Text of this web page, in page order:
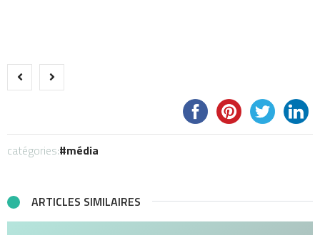
catégories: média
ARTICLES SIMILAIRES